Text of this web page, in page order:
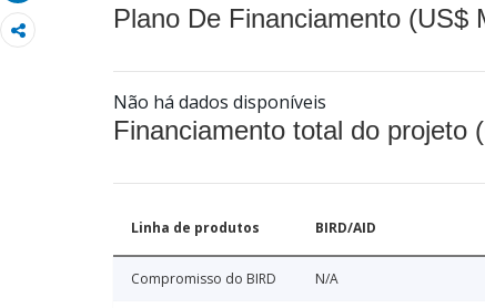
Plano De Financiamento (US$
Não há dados disponíveis
Financiamento total do projeto
Linha de produtos BIRD/AID
Compromisso do BIRD N/A